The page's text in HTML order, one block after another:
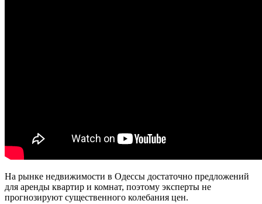
На рынке недвижимости в Одессы достаточно предложений
для аренды квартир и комнат, поэтому эксперты не
прогнозируют существенного колебания цен.